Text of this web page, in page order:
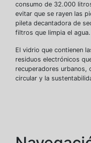
consumo de 32.000
evitar que se rayen las
pileta decantadora de
filtros que limpia el agua.
El vidrio que contienen
residuos electrónicos
recuperadores urbanos,
circular y la